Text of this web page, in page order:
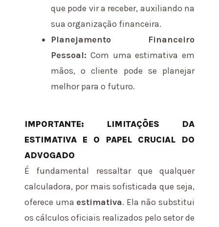
que pode vir a receber, auxiliando na
sua organização financeira.
Planejamento Financeiro
Pessoal: Com uma estimativa em
mãos, o cliente pode se planejar
melhor para o futuro.
IMPORTANTE: LIMITAÇÕES DA
ESTIMATIVA E O PAPEL CRUCIAL DO
ADVOGADO
É fundamental ressaltar que qualquer
calculadora, por mais sofisticada que seja,
oferece uma estimativa. Ela não substitui
os cálculos oficiais realizados pelo setor de